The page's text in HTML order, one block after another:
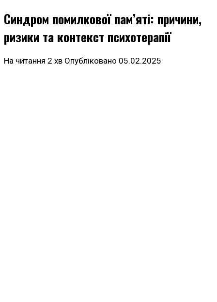
Синдром помилкової пам’яті: причини,
ризики та контекст психотерапії
На читання 2 хв Опубліковано 05.02.2025